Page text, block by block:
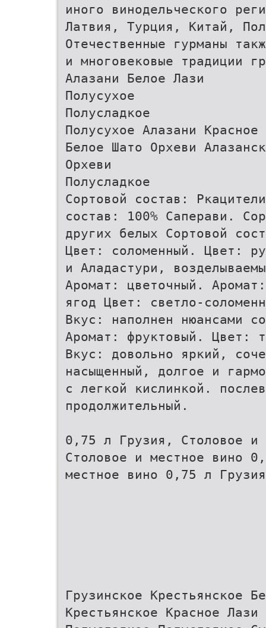
иного винодельческого
Латвия, Турция, Китай,
Отечественные гурманы
и многовековые традиции
Алазани Белое Лази
Полусухое
Полусладкое
Полусухое Алазани
Белое Шато Орхеви
Орхеви
Полусладкое
Сортовой состав:
состав: 100% Саперави.
других белых Сортовой
Цвет: соломенный. Цвет:
и Аладастури,
Аромат: цветочный.
ягод Цвет: светло-
Вкус: наполнен нюансами
Аромат: фруктовый. Цвет:
Вкус: довольно яркий,
насыщенный, долгое и
с легкой кислинкой.
продолжительный.
0,75 л Грузия, Столовое
Столовое и местное вино
местное вино 0,75 л
Грузинское Крестьянское
Крестьянское Красное